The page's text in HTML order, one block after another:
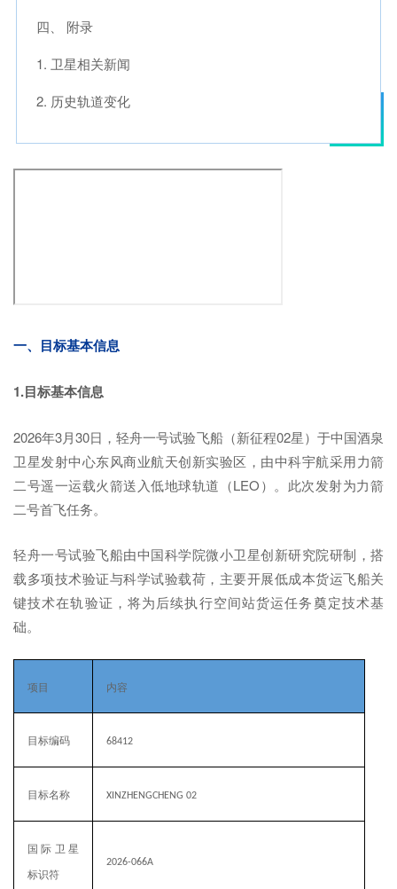
四、 附录
1. 卫星相关新闻
2. 历史轨道变化
一、目标基本信息
1.目标基本信息
2026年3月30日，轻舟一号试验飞船（新征程02星）于中国酒泉
卫星发射中心东风商业航天创新实验区，由中科宇航采用力箭
二号遥一运载火箭送入低地球轨道（LEO）。此次发射为力箭
二号首飞任务。
轻舟一号试验飞船由中国科学院微小卫星创新研究院研制，搭
载多项技术验证与科学试验载荷，主要开展低成本货运飞船关
键技术在轨验证，将为后续执行空间站货运任务奠定技术基
础。
项目 内容
目标编码 68412
目标名称 XINZHENGCHENG 02
国际卫星
标识符
2026-066A